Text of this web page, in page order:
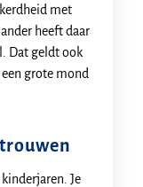
met
heeft daar
Dat geldt ook
grote mond
Je